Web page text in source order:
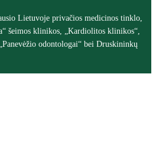
Lietuvoje privačios medicinos tinklo,
šeimos klinikos, „Kardiolitos klinikos“,
odontologai“ bei Druskininkų